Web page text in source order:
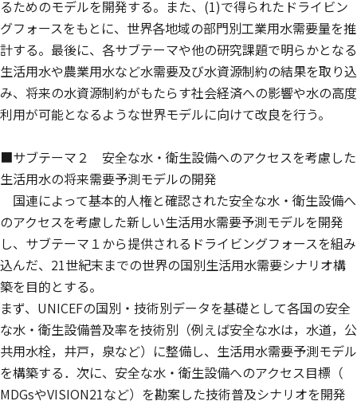
るためのモデルを開発する。また、(1)で得られたドライビン
グフォースをもとに、世界各地域の部門別工業用水需要量を推
計する。最後に、各サブテーマや他の研究課題で明らかとなる
生活用水や農業用水など水需要及び水資源制約の結果を取り込
み、将来の水資源制約がもたらす社会経済への影響や水の高度
利用が可能となるような世界モデルに向けて改良を行う。
■サブテーマ２ 安全な水・衛生設備へのアクセスを考慮した
生活用水の将来需要予測モデルの開発
国連によって基本的人権と確認された安全な水・衛生設備へ
のアクセスを考慮した新しい生活用水需要予測モデルを開発
し、サブテーマ１から提供されるドライビングフォースを組み
込んだ、21世紀末までの世界の国別生活用水需要シナリオ構
築を目的とする。
まず、UNICEFの国別・技術別データを基礎として各国の安全
な水・衛生設備普及率を技術別（例えば安全な水は，水道，公
共用水栓，井戸，泉など）に整備し、生活用水需要予測モデル
を構築する．次に、安全な水・衛生設備へのアクセス目標（
MDGsやVISION21など）を勘案した技術普及シナリオを開発